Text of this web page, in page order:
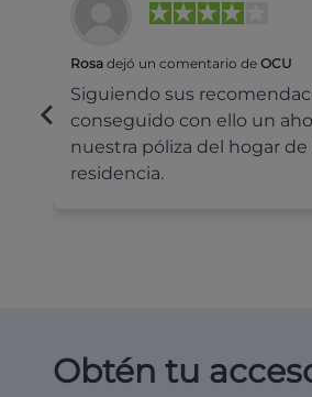
Rosa dejó un comentario de OCU
Siguiendo sus
conseguido con ello un
nuestra póliza del hogar
residencia.
Obtén tu